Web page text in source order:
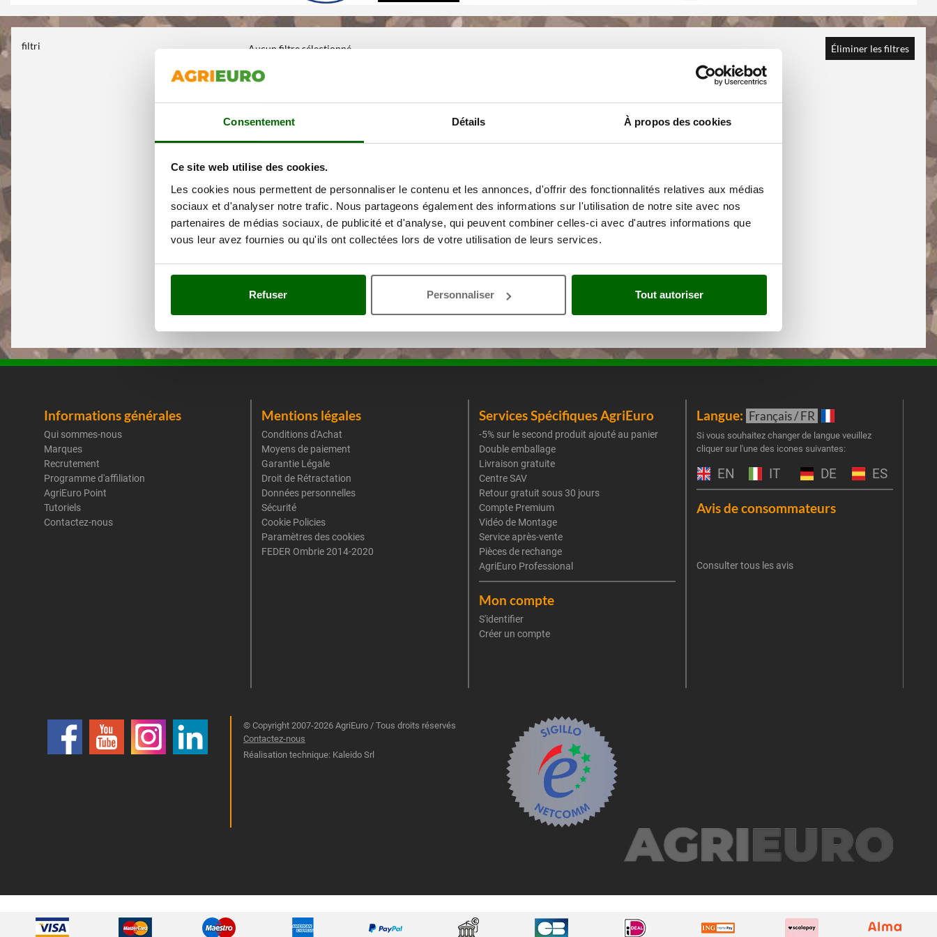
Consentement Détails À propos des cookies
Ce site web utilise des cookies.
Les cookies nous permettent de personnaliser le contenu et les annonces, d'offrir des fonctionnalités relatives aux médias
sociaux et d'analyser notre trafic. Nous partageons également des informations sur l'utilisation de notre site avec nos
partenaires de médias sociaux, de publicité et d'analyse, qui peuvent combiner celles-ci avec d'autres informations que
vous leur avez fournies ou qu'ils ont collectées lors de votre utilisation de leurs services.
Refuser Personnaliser Tout autoriser
filtri Aucun filtre sélectionné Éliminer les filtres
Informations générales
Qui sommes-nous
Marques
Recrutement
Programme d'affiliation
AgriEuro Point
Tutoriels
Contactez-nous
Mentions légales
Conditions d'Achat
Moyens de paiement
Garantie Légale
Droit de Rétractation
Données personnelles
Sécurité
Cookie Policies
Paramètres des cookies
FEDER Ombrie 2014-2020
Services Spécifiques AgriEuro
-5% sur le second produit ajouté au panier
Double emballage
Livraison gratuite
Centre SAV
Retour gratuit sous 30 jours
Compte Premium
Vidéo de Montage
Service après-vente
Pièces de rechange
AgriEuro Professional
Mon compte
S'identifier
Créer un compte
Langue: Français / FR
Si vous souhaitez changer de langue veuillez
cliquer sur l'une des icones suivantes:
EN IT DE ES
Avis de consommateurs
Consulter tous les avis
© Copyright 2007-2026 AgriEuro / Tous droits réservés
Contactez-nous
Réalisation technique: Kaleido Srl